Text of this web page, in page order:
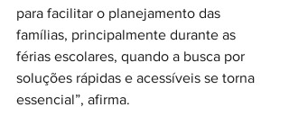
para facilitar o planejamento das
famílias, principalmente durante as
férias escolares, quando a busca por
soluções rápidas e acessíveis se torna
essencial”, afirma.